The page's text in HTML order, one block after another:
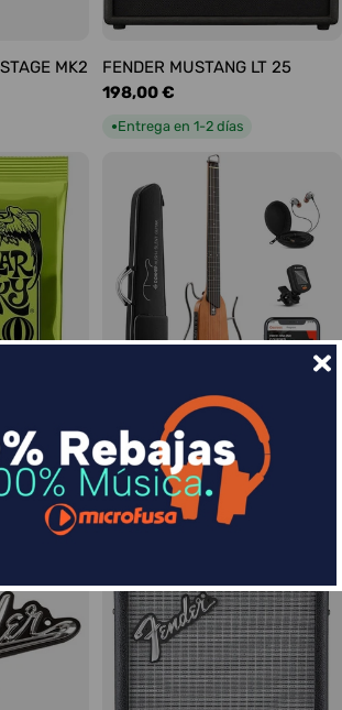
MK2
FENDER MUSTANG LT 25
Precio
habitual
198,00 €
●Entrega en 1-2 días
DONNER HUSH-I Silent Guitar
Caoba
Precio
habitual
339,00 €
Entrega en 1-2 días